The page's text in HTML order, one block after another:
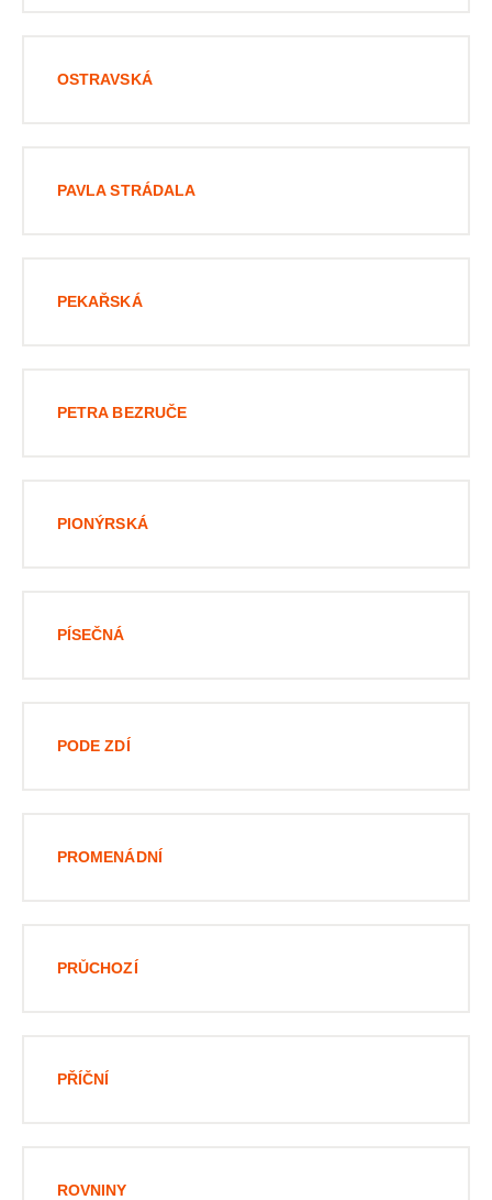
OSTRAVSKÁ
PAVLA STRÁDALA
PEKAŘSKÁ
PETRA BEZRUČE
PIONÝRSKÁ
PÍSEČNÁ
PODE ZDÍ
PROMENÁDNÍ
PRŮCHOZÍ
PŘÍČNÍ
ROVNINY